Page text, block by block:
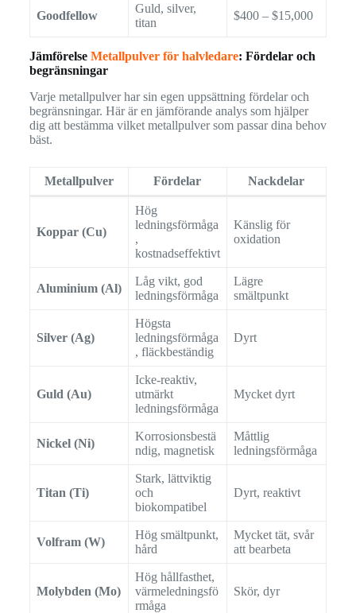
Goodfellow
Guld, silver,
titan
$400 – $15,000
Jämförelse Metallpulver för halvledare: Fördelar och
begränsningar
Varje metallpulver har sin egen uppsättning fördelar och
begränsningar. Här är en jämförande analys som hjälper
dig att bestämma vilket metallpulver som passar dina behov
bäst.
Metallpulver Fördelar Nackdelar
Koppar (Cu)
Hög
ledningsförmåga
,
kostnadseffektivt
Känslig för
oxidation
Aluminium (Al)
Låg vikt, god
ledningsförmåga
Lägre
smältpunkt
Silver (Ag)
Högsta
ledningsförmåga
, fläckbeständig
Dyrt
Guld (Au)
Icke-reaktiv,
utmärkt
ledningsförmåga
Mycket dyrt
Nickel (Ni)
Korrosionsbestä
ndig, magnetisk
Måttlig
ledningsförmåga
Titan (Ti)
Stark, lättviktig
och
biokompatibel
Dyrt, reaktivt
Volfram (W)
Hög smältpunkt,
hård
Mycket tät, svår
att bearbeta
Molybden (Mo)
Hög hållfasthet,
värmeledningsfö
rmåga
Skör, dyr